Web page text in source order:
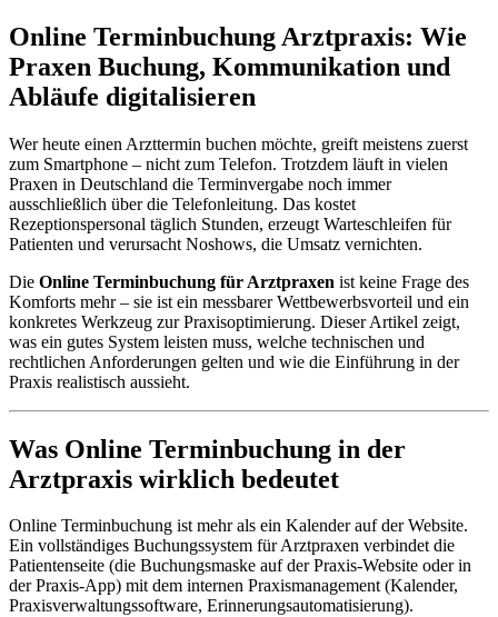
Online Terminbuchung Arztpraxis: Wie
Praxen Buchung, Kommunikation und
Abläufe digitalisieren
Wer heute einen Arzttermin buchen möchte, greift meistens zuerst
zum Smartphone – nicht zum Telefon. Trotzdem läuft in vielen
Praxen in Deutschland die Terminvergabe noch immer
ausschließlich über die Telefonleitung. Das kostet
Rezeptionspersonal täglich Stunden, erzeugt Warteschleifen für
Patienten und verursacht Noshows, die Umsatz vernichten.
Die Online Terminbuchung für Arztpraxen ist keine Frage des
Komforts mehr – sie ist ein messbarer Wettbewerbsvorteil und ein
konkretes Werkzeug zur Praxisoptimierung. Dieser Artikel zeigt,
was ein gutes System leisten muss, welche technischen und
rechtlichen Anforderungen gelten und wie die Einführung in der
Praxis realistisch aussieht.
Was Online Terminbuchung in der
Arztpraxis wirklich bedeutet
Online Terminbuchung ist mehr als ein Kalender auf der Website.
Ein vollständiges Buchungssystem für Arztpraxen verbindet die
Patientenseite (die Buchungsmaske auf der Praxis-Website oder in
der Praxis-App) mit dem internen Praxismanagement (Kalender,
Praxisverwaltungssoftware, Erinnerungsautomatisierung).